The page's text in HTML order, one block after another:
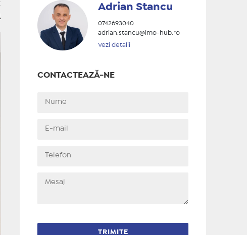
Adrian Stancu
0742693040
adrian.stancu@imo-hub.ro
Vezi detalii
CONTACTEAZĂ-NE